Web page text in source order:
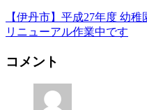
【伊丹市】平成27年度 幼
リニューアル作業中です
コメント